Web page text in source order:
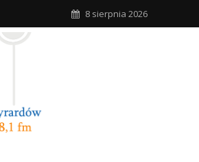
8 sierpnia 2026